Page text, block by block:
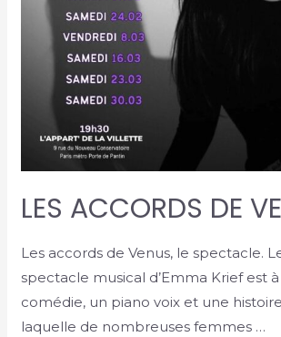
LES ACCORDS DE
Les accords de Venus, le spectacle.
spectacle musical d’Emma Krief est
comédie, un piano voix et une
laquelle de nombreuses femmes …